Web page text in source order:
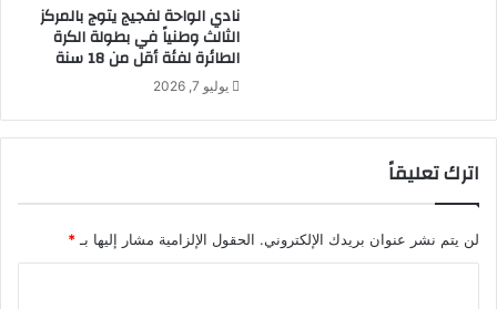
نادي الواحة لفجيج يتوج بالمركز
الثالث وطنياً في بطولة الكرة
الطائرة لفئة أقل من 18 سنة
يوليو 7, 2026
اترك تعليقاً
لن يتم نشر عنوان بريدك الإلكتروني. الحقول الإلزامية مشار إليها بـ *